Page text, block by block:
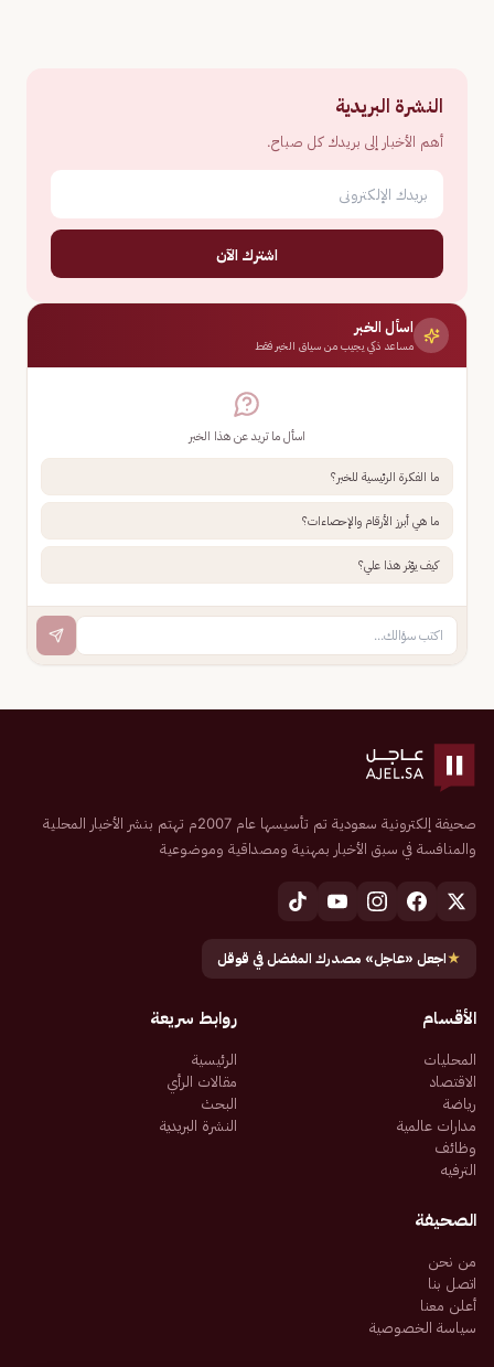
النشرة البريدية
أهم الأخبار إلى بريدك كل صباح.
اشترك الآن
اسأل الخبر
مساعد ذكي يجيب من سياق الخبر فقط
اسأل ما تريد عن هذا الخبر
ما الفكرة الرئيسية للخبر؟
ما هي أبرز الأرقام والإحصاءات؟
كيف يؤثر هذا علي؟
صحيفة إلكترونية سعودية تم تأسيسها عام 2007م تهتم بنشر الأخبار المحلية
والمنافسة في سبق الأخبار بمهنية ومصداقية وموضوعية
★اجعل «عاجل» مصدرك المفضل في قوقل
الأقسام
المحليات
الاقتصاد
رياضة
مدارات عالمية
وظائف
الترفيه
روابط سريعة
الرئيسية
مقالات الرأي
البحث
النشرة البريدية
الصحيفة
من نحن
اتصل بنا
أعلن معنا
سياسة الخصوصية